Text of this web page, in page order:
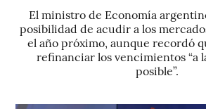
El ministro de Economía
posibilidad de acudir a los
el año próximo, aunque recordó
refinanciar los vencimientos “a
posible”.